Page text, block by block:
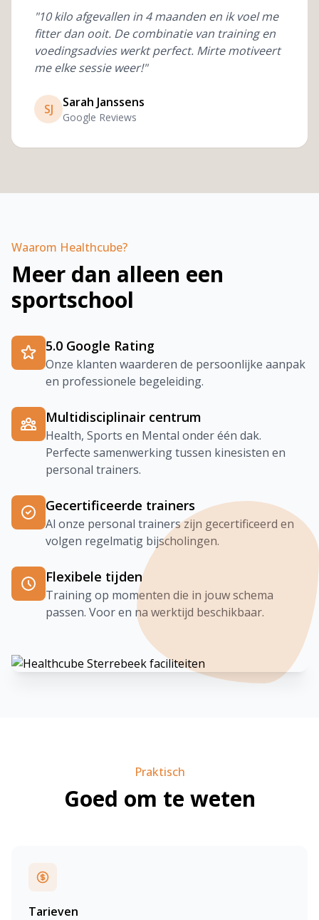
"10 kilo afgevallen in 4 maanden en ik voel me
fitter dan ooit. De combinatie van training en
voedingsadvies werkt perfect. Mirte motiveert
me elke sessie weer!"
SJ Sarah Janssens
Google Reviews
Waarom Healthcube?
Meer dan alleen een
sportschool
5.0 Google Rating
Onze klanten waarderen de persoonlijke aanpak
en professionele begeleiding.
Multidisciplinair centrum
Health, Sports en Mental onder één dak.
Perfecte samenwerking tussen kinesisten en
personal trainers.
Gecertificeerde trainers
Al onze personal trainers zijn gecertificeerd en
volgen regelmatig bijscholingen.
Flexibele tijden
Training op momenten die in jouw schema
passen. Voor en na werktijd beschikbaar.
Praktisch
Goed om te weten
Tarieven